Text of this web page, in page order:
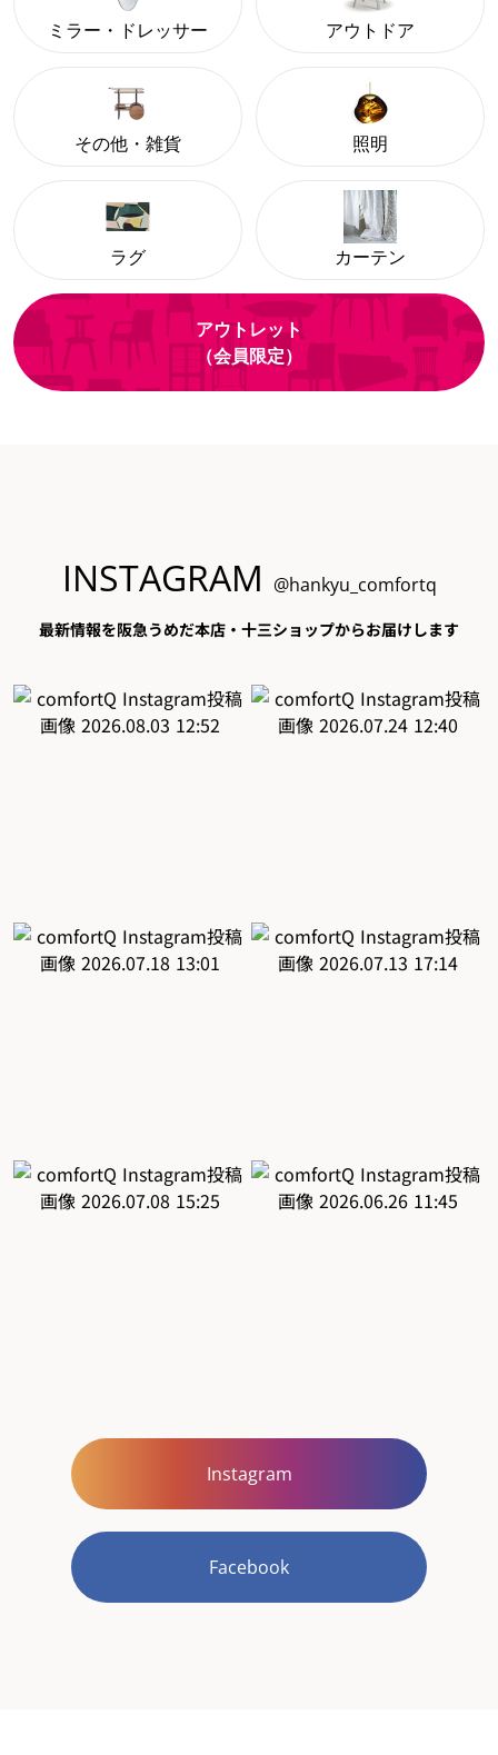
ミラー・ドレッサー アウトドア
その他・雑貨 照明
ラグ カーテン
アウトレット
（会員限定）
INSTAGRAM @hankyu_comfortq
最新情報を阪急うめだ本店・十三ショップからお届けします
Instagram
Facebook